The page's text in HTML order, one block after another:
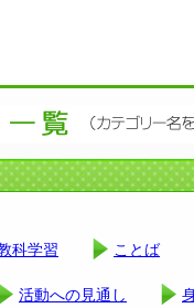
科学習 ことば
活動への見通し